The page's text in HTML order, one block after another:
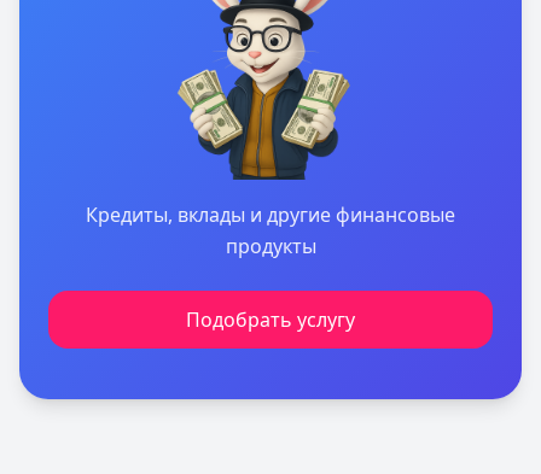
Кредиты, вклады и другие финансовые
продукты
Подобрать услугу